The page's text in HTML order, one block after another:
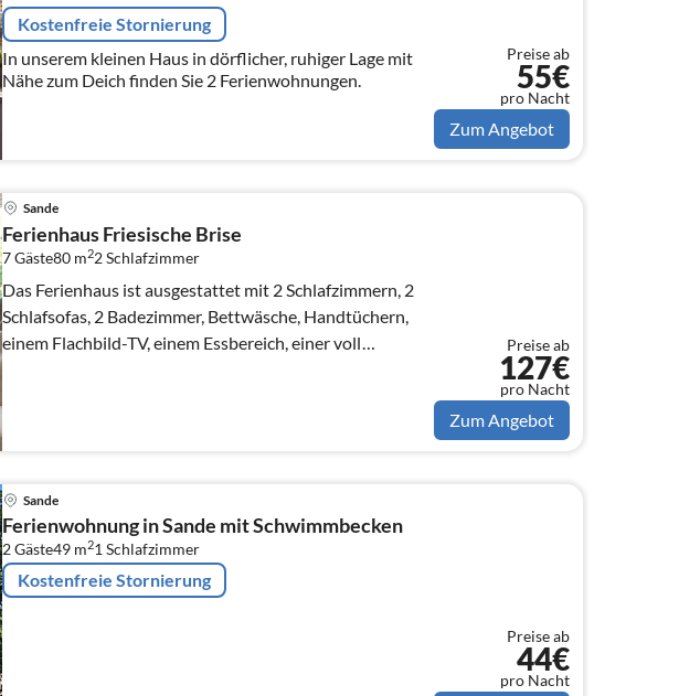
Kostenfreie Stornierung
In unserem kleinen Haus in dörflicher, ruhiger Lage mit
Nähe zum Deich finden Sie 2 Ferienwohnungen.
Preise ab
55€
pro Nacht
Zum Angebot
Sande
Ferienhaus Friesische Brise
7 Gäste80 m22Schlafzimmer
Das Ferienhaus ist ausgestattet mit 2 Schlafzimmern, 2
Schlafsofas, 2 Badezimmer, Bettwäsche, Handtüchern,
einem Flachbild-TV, einem Essbereich, einer voll
ausgestatteten Küche,...
Preise ab
127€
pro Nacht
Zum Angebot
Sande
Ferienwohnung in Sande mit Schwimmbecken
2 Gäste49 m21 Schlafzimmer
Kostenfreie Stornierung
Preise ab
44€
pro Nacht